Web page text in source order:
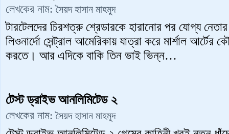
লেখকের নাম:সৈয়দ হাসান মাহমুদ
টারটেলদের চিরশত্রু শ্রেডারকে হারানোর পর যোগ্য
লিওনার্দো সেন্ট্রাল আমেরিকায় যাত্রা করে মার্শাল
করতে। আর এদিকে বাকি তিন ভাই ভিন্ন…
টেস্ট ড্রাইভ আনলিমিটেড ২
লেখকের নাম:সৈয়দ হাসান মাহমুদ